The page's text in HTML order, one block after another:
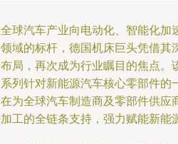
球汽车产业向电动化、智能化加
域的标杆，德国机床巨头凭借其
局，再次成为行业瞩目的焦点。
列针对新能源汽车核心零部件的
为全球汽车制造商及零部件供应
工的全链条支持，强力赋能新能